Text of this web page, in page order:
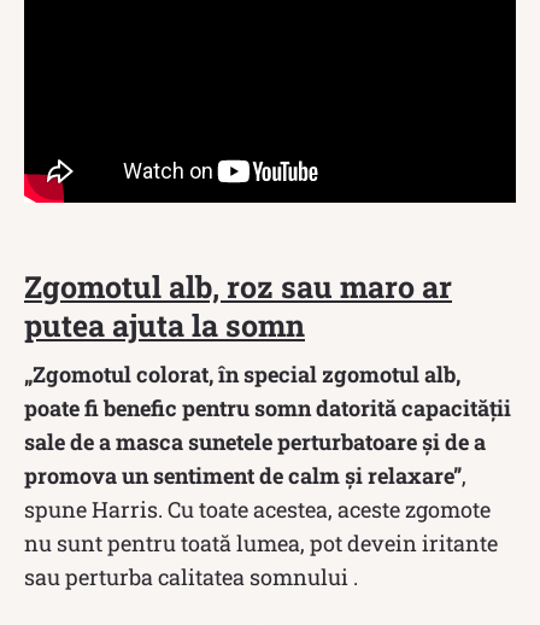
Zgomotul alb, roz sau maro ar
putea ajuta la somn
„Zgomotul colorat, în special zgomotul alb,
poate fi benefic pentru somn datorită capacității
sale de a masca sunetele perturbatoare și de a
promova un sentiment de calm și relaxare”,
spune Harris. Cu toate acestea, aceste zgomote
nu sunt pentru toată lumea, pot devein iritante
sau perturba calitatea somnului .